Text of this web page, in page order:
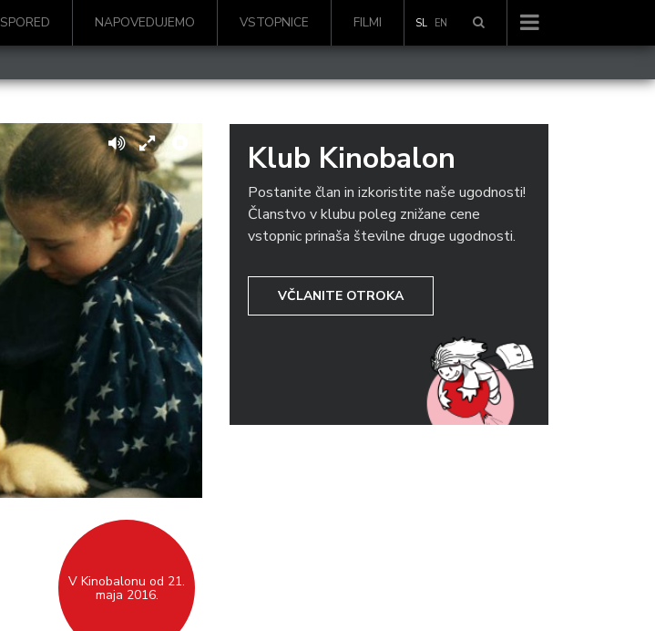
SPORED NAPOVEDUJEMO VSTOPNICE FILMI SL EN
V Kinobalonu od 21.
maja 2016.
Klub Kinobalon
Postanite član in izkoristite naše ugodnosti!
Članstvo v klubu poleg znižane cene
vstopnic prinaša številne druge ugodnosti.
VČLANITE OTROKA